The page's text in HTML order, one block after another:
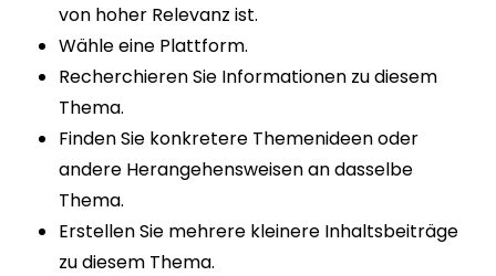
von hoher Relevanz ist.
Wähle eine Plattform.
Recherchieren Sie Informationen zu diesem
Thema.
Finden Sie konkretere Themenideen oder
andere Herangehensweisen an dasselbe
Thema.
Erstellen Sie mehrere kleinere Inhaltsbeiträge
zu diesem Thema.